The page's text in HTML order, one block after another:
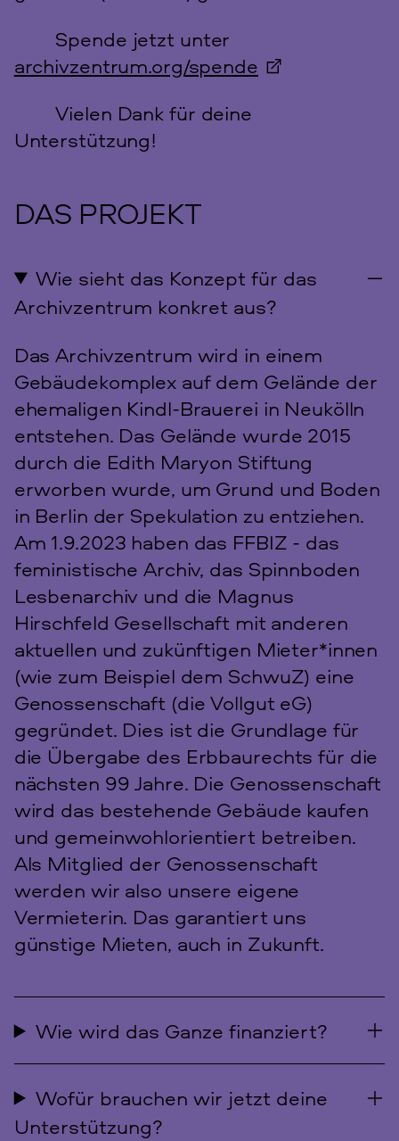
Spende jetzt unter
archivzentrum.org/spende
Vielen Dank für deine
Unterstützung!
DAS PROJEKT
Wie sieht das Konzept für das
Archivzentrum konkret aus?
Das Archivzentrum wird in einem
Gebäudekomplex auf dem Gelände der
ehemaligen Kindl-Brauerei in Neukölln
entstehen. Das Gelände wurde 2015
durch die Edith Maryon Stiftung
erworben wurde, um Grund und Boden
in Berlin der Spekulation zu entziehen.
Am 1.9.2023 haben das FFBIZ - das
feministische Archiv, das Spinnboden
Lesbenarchiv und die Magnus
Hirschfeld Gesellschaft mit anderen
aktuellen und zukünftigen Mieter*innen
(wie zum Beispiel dem SchwuZ) eine
Genossenschaft (die Vollgut eG)
gegründet. Dies ist die Grundlage für
die Übergabe des Erbbaurechts für die
nächsten 99 Jahre. Die Genossenschaft
wird das bestehende Gebäude kaufen
und gemeinwohlorientiert betreiben.
Als Mitglied der Genossenschaft
werden wir also unsere eigene
Vermieterin. Das garantiert uns
günstige Mieten, auch in Zukunft.
Wie wird das Ganze finanziert?
Wofür brauchen wir jetzt deine
Unterstützung?